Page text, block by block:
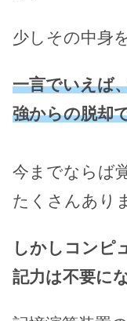
少しその中身
一言でいえば
強からの脱却
今までならば
たくさんあり
しかしコンピ
記力は不要に